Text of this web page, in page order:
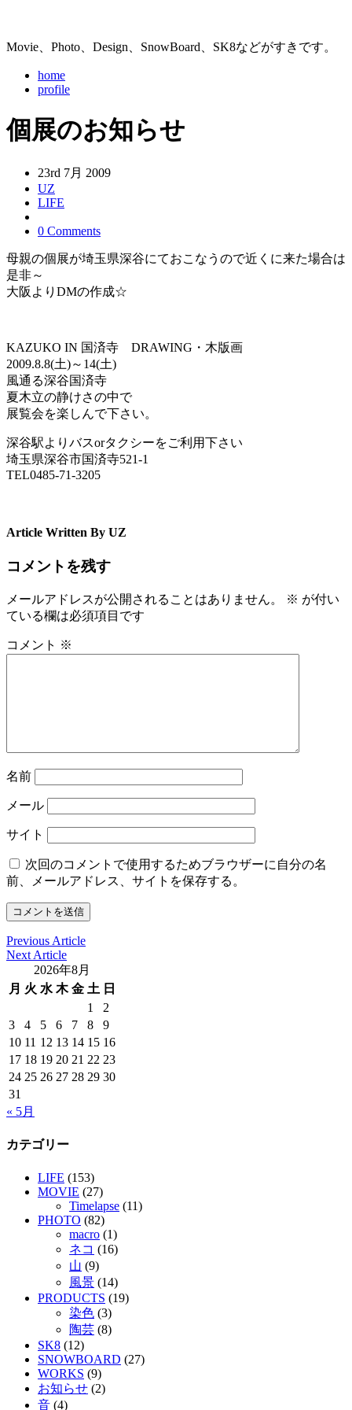
Movie、Photo、Design、SnowBoard、SK8などがすきです。
home
profile
個展のお知らせ
23rd 7月 2009
UZ
LIFE
0 Comments
母親の個展が埼玉県深谷にておこなうので近くに来た場合は
是非～
大阪よりDMの作成☆
KAZUKO IN 国済寺 DRAWING・木版画
2009.8.8(土)～14(土)
風通る深谷国済寺
夏木立の静けさの中で
展覧会を楽しんで下さい。
深谷駅よりバスorタクシーをご利用下さい
埼玉県深谷市国済寺521-1
TEL0485-71-3205
Article Written By UZ
コメントを残す
メールアドレスが公開されることはありません。 ※ が付い
ている欄は必須項目です
コメント ※
名前
メール
サイト
次回のコメントで使用するためブラウザーに自分の名
前、メールアドレス、サイトを保存する。
Previous Article
Next Article
2026年8月
月 火 水 木 金 土 日
1
2
3
4 5 6 7 8
9
10 11 12 13 14 15 16
17 18 19 20 21 22 23
24 25 26 27 28 29 30
31
« 5月
カテゴリー
LIFE (153)
MOVIE (27)
Timelapse (11)
PHOTO (82)
macro (1)
ネコ (16)
山 (9)
風景 (14)
PRODUCTS (19)
染色 (3)
陶芸 (8)
SK8 (12)
SNOWBOARD (27)
WORKS (9)
お知らせ (2)
音 (4)